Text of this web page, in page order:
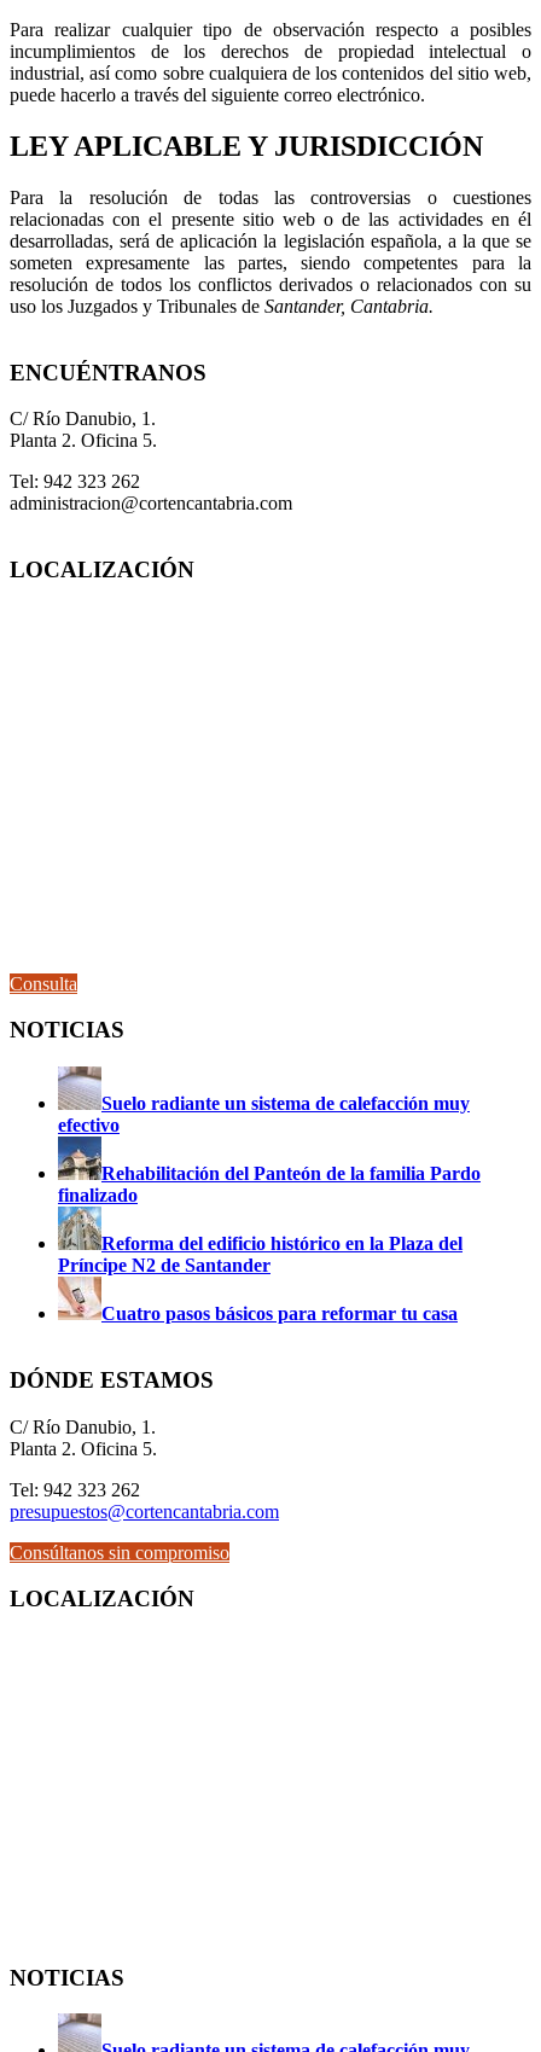
Para realizar cualquier tipo de observación respecto a posibles
incumplimientos de los derechos de propiedad intelectual o
industrial, así como sobre cualquiera de los contenidos del sitio web,
puede hacerlo a través del siguiente correo electrónico.
LEY APLICABLE Y JURISDICCIÓN
Para la resolución de todas las controversias o cuestiones
relacionadas con el presente sitio web o de las actividades en él
desarrolladas, será de aplicación la legislación española, a la que se
someten expresamente las partes, siendo competentes para la
resolución de todos los conflictos derivados o relacionados con su
uso los Juzgados y Tribunales de Santander, Cantabria.
ENCUÉNTRANOS
C/ Río Danubio, 1.
Planta 2. Oficina 5.
Tel: 942 323 262
administracion@cortencantabria.com
LOCALIZACIÓN
Consulta
NOTICIAS
Suelo radiante un sistema de calefacción muy
efectivo
Rehabilitación del Panteón de la familia Pardo
finalizado
Reforma del edificio histórico en la Plaza del
Príncipe N2 de Santander
Cuatro pasos básicos para reformar tu casa
DÓNDE ESTAMOS
C/ Río Danubio, 1.
Planta 2. Oficina 5.
Tel: 942 323 262
presupuestos@cortencantabria.com
Consúltanos sin compromiso
LOCALIZACIÓN
NOTICIAS